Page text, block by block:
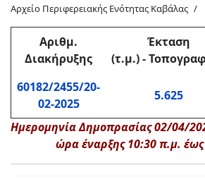
Αρχείο Περιφερειακής Ενότητας Καβάλας
Αριθμ.
Διακήρυξης
Έκταση
(τ.μ.) -
60182/2455/20-
02-2025
5.625
Ημερομηνία Δημοπρασίας 02/04/
ώρα έναρξης 10:30 π.μ.